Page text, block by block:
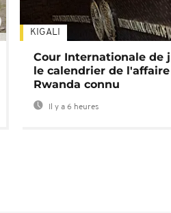
KIGALI
Cour Internationale de
le calendrier de l'affaire
Rwanda connu
Il y a 6 heures